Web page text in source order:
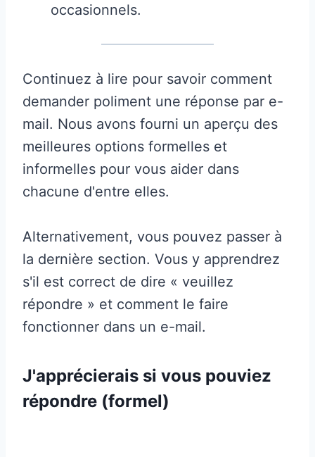
occasionnels.
Continuez à lire pour savoir comment
demander poliment une réponse par e-
mail. Nous avons fourni un aperçu des
meilleures options formelles et
informelles pour vous aider dans
chacune d'entre elles.
Alternativement, vous pouvez passer à
la dernière section. Vous y apprendrez
s'il est correct de dire « veuillez
répondre » et comment le faire
fonctionner dans un e-mail.
J'apprécierais si vous pouviez
répondre (formel)